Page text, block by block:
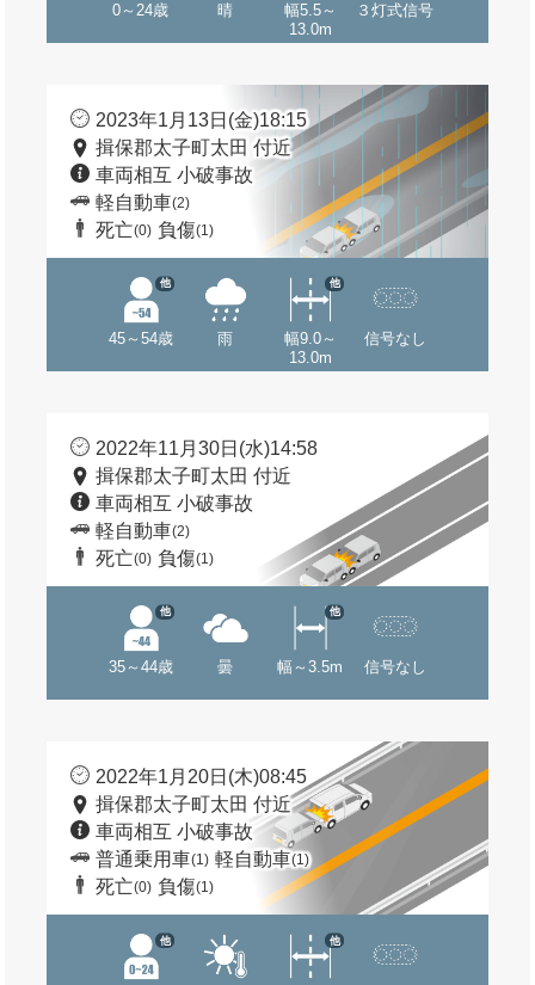
0～24歳 晴
幅5.5～
13.0m
３灯式信号
2023年1月13日(金)18:15
揖保郡太子町太田 付近
車両相互 小破事故
軽自動車(2)
死亡(0) 負傷(1)
45～54歳
他
雨
幅9.0～
13.0m
他
信号なし
2022年11月30日(水)14:58
揖保郡太子町太田 付近
車両相互 小破事故
軽自動車(2)
死亡(0) 負傷(1)
35～44歳
他
曇 幅～3.5m
他
信号なし
2022年1月20日(木)08:45
揖保郡太子町太田 付近
車両相互 小破事故
普通乗用車(1) 軽自動車(1)
死亡(0) 負傷(1)
他 他